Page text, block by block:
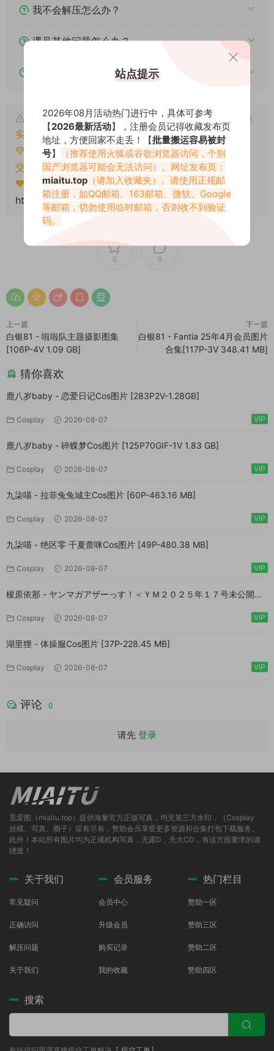
我不会解压怎么办？
遇见其他问题怎么办？
该资源能搬运分享吗？
本文资源仅供个人参考学习，请勿批量搬运，一经核
实将封禁账号权限！
💚本文资源均来源网友分享，若侵犯了您的权益可以提
交工单处理。
🧡转载请注明出处！原文链接：
https://www.miaitu.com/79211.html
0 0
上一篇
白银81 - 啦啦队主题摄影图集
[106P-4V 1.09 GB]
下一篇
白银81 - Fantia 25年4月会员图片
合集[117P-3V 348.41 MB]
猜你喜欢
鹿八岁baby - 恋爱日记Cos图片 [283P2V-1.28GB]
Cosplay 2026-08-07 VIP
鹿八岁baby - 碎蝶梦Cos图片 [125P70GIF-1V 1.83 GB]
Cosplay 2026-08-07 VIP
九柒喵 - 拉菲兔兔城主Cos图片 [60P-463.16 MB]
Cosplay 2026-08-07 VIP
九柒喵 - 绝区零 千夏蕾咪Cos图片 [49P-480.38 MB]
Cosplay 2026-08-07 VIP
榎原依那 - ヤンマガアザーっす！＜ＹＭ２０２５年１７号未公開カ
Cosplay 2026-08-07 VIP
湖里狸 - 体操服Cos图片 [37P-228.45 MB]
Cosplay 2026-08-07 VIP
评论 0
请先 登录
觅爱图（miaitu.top）提供海量官方正版写真，均无第三方水印，（Cosplay、
丝模、写真、圈子）应有尽有，赞助会员享受更多资源和合集打包下载服务。
此外！本站所有图片均为正规机构写真，无露D，无大CD，有这方面要求的请
绕道！
关于我们
常见疑问
正确访问
解压问题
关于我们
会员服务
会员中心
升级会员
购买记录
我的收藏
热门栏目
赞助一区
赞助三区
赞助二区
赞助四区
搜索
站点提示
2026年08月活动热门进行中，具体可参考
【2026最新活动】，注册会员记得收藏发布页
地址，方便回家不走丢！【批量搬运容易被封
号】
（推荐使用火狐或谷歌浏览器访问，个别
国产浏览器可能会无法访问）。网址发布页：
miaitu.top （请加入收藏夹）。请使用正规邮
箱注册，如QQ邮箱、163邮箱、微软、Google
等邮箱，切勿使用临时邮箱，否则收不到验证
码。